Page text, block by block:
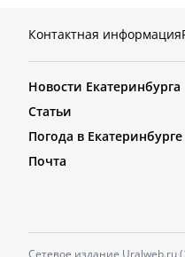
Контактная информация
Новости Екатеринбурга
Статьи
Погода в Екатеринбурге
Почта
Сетевое издание Uralweb.ru